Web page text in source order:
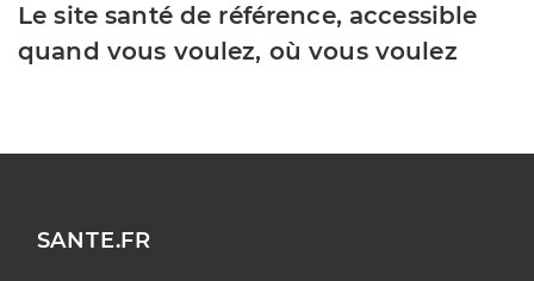
Le site santé de référence, accessible
quand vous voulez, où vous voulez
SANTE.FR